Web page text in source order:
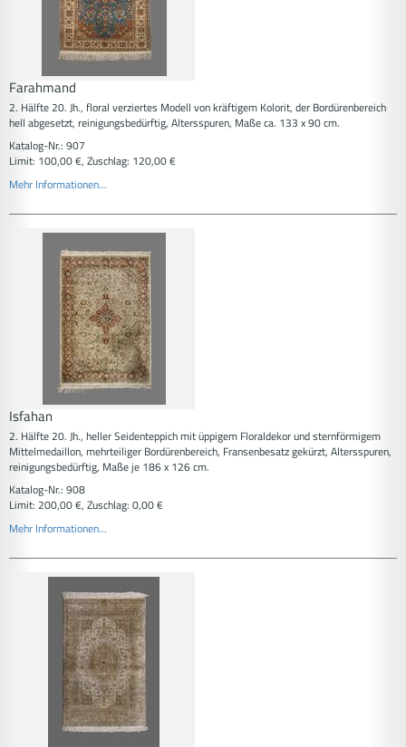
Farahmand
2. Hälfte 20. Jh., floral verziertes Modell von kräftigem Kolorit, der Bordürenbereich
hell abgesetzt, reinigungsbedürftig, Altersspuren, Maße ca. 133 x 90 cm.
Katalog-Nr.: 907
Limit: 100,00 €, Zuschlag: 120,00 €
Mehr Informationen...
Isfahan
2. Hälfte 20. Jh., heller Seidenteppich mit üppigem Floraldekor und sternförmigem
Mittelmedaillon, mehrteiliger Bordürenbereich, Fransenbesatz gekürzt, Altersspuren,
reinigungsbedürftig, Maße je 186 x 126 cm.
Katalog-Nr.: 908
Limit: 200,00 €, Zuschlag: 0,00 €
Mehr Informationen...